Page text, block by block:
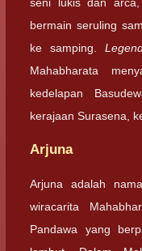
bermain seruling
ke samping.
Mahabharata
kedelapan
kerajaan Surasena,
Arjuna
Arjuna adalah
wiracarita
Pandawa yang